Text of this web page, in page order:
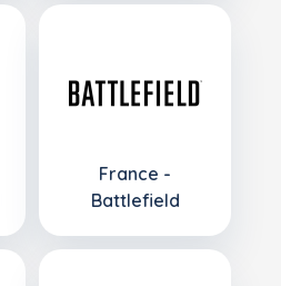
France -
Battlefield